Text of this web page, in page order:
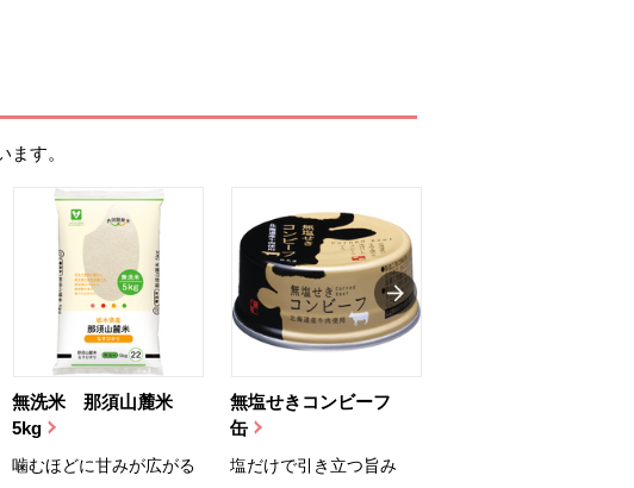
す。
無洗米 那須山麓米
5kg
噛むほどに甘みが広がる
無塩せきコンビーフ
缶
塩だけで引き立つ旨み